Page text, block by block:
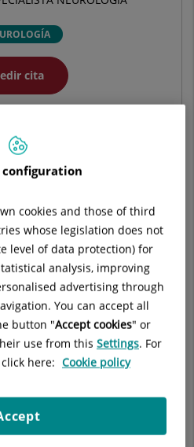
cita
en otros hospitales:
Quirónsalud Pozuelo
1
Madrid
Juan Bravo
configuration
cookies and those of third
whose legislation does not
level of data protection) for
analysis, improving
advertising through
You can accept all
button "Accept cookies" or
use from this Settings. For
here: Cookie policy